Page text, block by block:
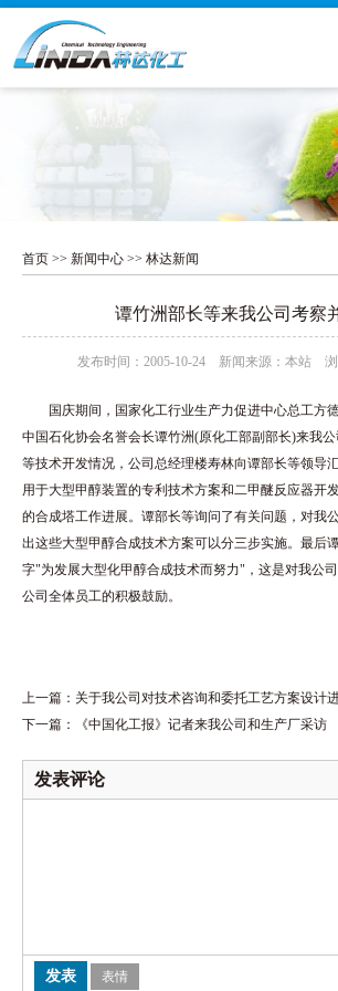
首页 >> 新闻中心 >> 林达新闻
谭竹洲部长等来我公司考察
发布时间：2005-10-24 新闻来源：本站 浏
国庆期间，国家化工行业生产力促进中心总工方
中国石化协会名誉会长谭竹洲(原化工部副部长)来我
等技术开发情况，公司总经理楼寿林向谭部长等领导
用于大型甲醇装置的专利技术方案和二甲醚反应器开
的合成塔工作进展。谭部长等询问了有关问题，对我
出这些大型甲醇合成技术方案可以分三步实施。最后
字"为发展大型化甲醇合成技术而努力"，这是对我公
公司全体员工的积极鼓励。
上一篇： 关于我公司对技术咨询和委托工艺方案设计
下一篇：
《中国化工报》记者来我公司和生产厂采访
发表评论
表情